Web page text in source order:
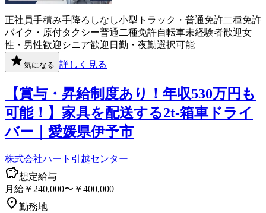
正社員手積み手降ろしなし小型トラック・普通免許二種免許
バイク・原付タクシー普通二種免許自転車未経験者歓迎女
性・男性歓迎 シニア歓迎 日勤・夜勤選択可能
気になる 詳しく見る
【賞与・昇給制度あり！年収530万円も
可能！】家具を配送する2t-箱車ドライ
バー｜愛媛県伊予市
株式会社ハート引越センター
想定給与
月給￥240,000〜￥400,000
勤務地